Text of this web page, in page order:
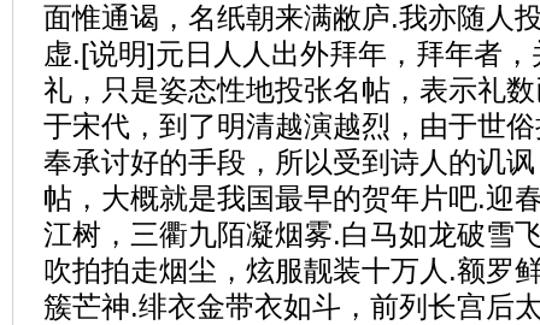
面惟通谒，名纸朝来满敝庐.我亦随人
虚.[说明]元日人人出外拜年，拜年者
礼，只是姿态性地投张名帖，表示礼
于宋代，到了明清越演越烈，由于世
奉承讨好的手段，所以受到诗人的讥
帖，大概就是我国最早的贺年片吧.迎
江树，三衢九陌凝烟雾.白马如龙破雪
吹拍拍走烟尘，炫服靓装十万人.额罗
簇芒神.绯衣金带衣如斗，前列长宫后